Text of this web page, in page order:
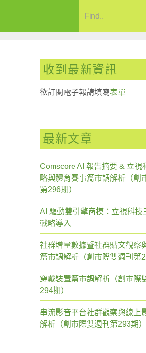
收到最新資訊
欲訂閱電子報請填寫表單
最新文章
Comscore AI 報告摘要 & 立視
略與體育賽事篇市調解析（創
第296期）
AI 驅動雙引擎商模：立視科技
戰略導入
社群增量數據暨社群貼文觀察
篇市調解析（創市際雙週刊第
穿戴裝置篇市調解析（創市際
294期）
串流影音平台社群觀察與線上
解析（創市際雙週刊第293期）